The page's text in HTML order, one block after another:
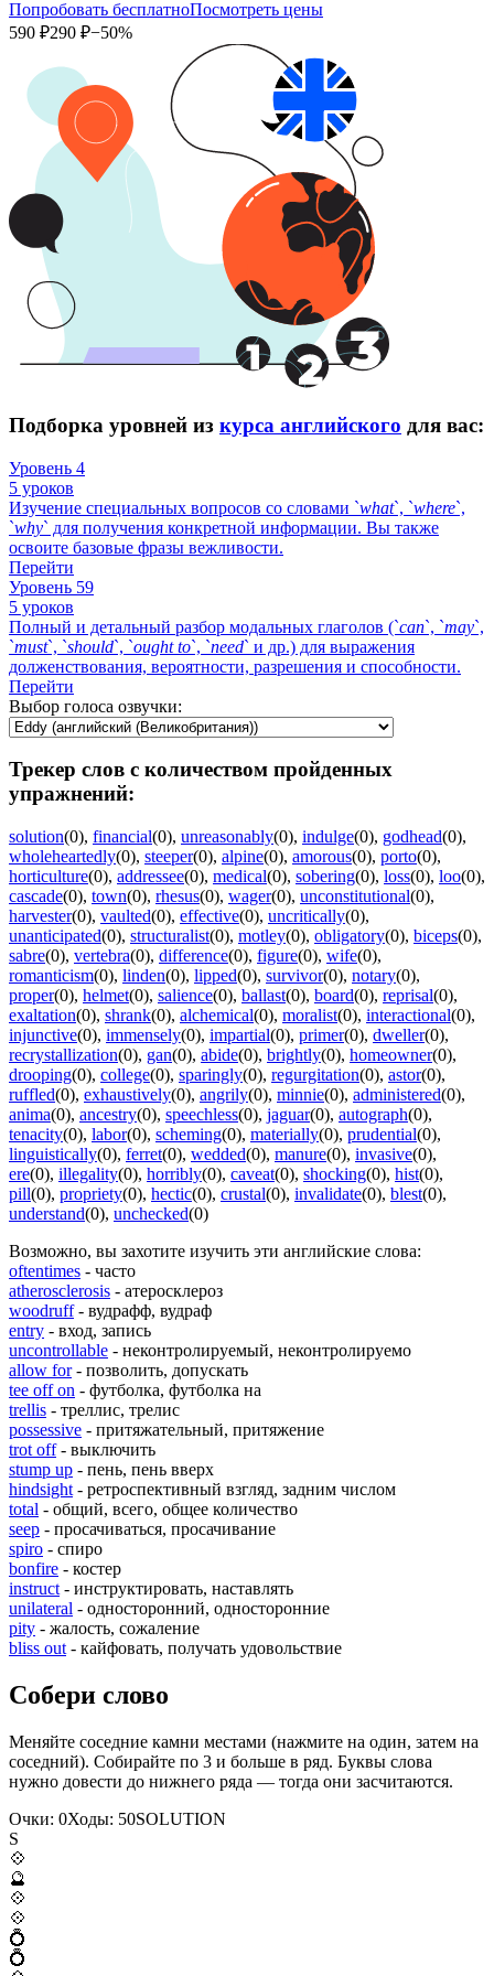
Попробовать бесплатноПосмотреть цены
590 ₽290 ₽−50%
Подборка уровней из курса английского для вас:
Уровень 4
5 уроков
Изучение специальных вопросов со словами `what`, `where`,
`why` для получения конкретной информации. Вы также
освоите базовые фразы вежливости.
Перейти
Уровень 59
5 уроков
Полный и детальный разбор модальных глаголов (`can`, `may`,
`must`, `should`, `ought to`, `need` и др.) для выражения
долженствования, вероятности, разрешения и способности.
Перейти
Выбор голоса озвучки:
Трекер слов с количеством пройденных
упражнений:
solution(0), financial(0), unreasonably(0), indulge(0), godhead(0),
wholeheartedly(0), steeper(0), alpine(0), amorous(0), porto(0),
horticulture(0), addressee(0), medical(0), sobering(0), loss(0), loo(0),
cascade(0), town(0), rhesus(0), wager(0), unconstitutional(0),
harvester(0), vaulted(0), effective(0), uncritically(0),
unanticipated(0), structuralist(0), motley(0), obligatory(0), biceps(0),
sabre(0), vertebra(0), difference(0), figure(0), wife(0),
romanticism(0), linden(0), lipped(0), survivor(0), notary(0),
proper(0), helmet(0), salience(0), ballast(0), board(0), reprisal(0),
exaltation(0), shrank(0), alchemical(0), moralist(0), interactional(0),
injunctive(0), immensely(0), impartial(0), primer(0), dweller(0),
recrystallization(0), gan(0), abide(0), brightly(0), homeowner(0),
drooping(0), college(0), sparingly(0), regurgitation(0), astor(0),
ruffled(0), exhaustively(0), angrily(0), minnie(0), administered(0),
anima(0), ancestry(0), speechless(0), jaguar(0), autograph(0),
tenacity(0), labor(0), scheming(0), materially(0), prudential(0),
linguistically(0), ferret(0), wedded(0), manure(0), invasive(0),
ere(0), illegality(0), horribly(0), caveat(0), shocking(0), hist(0),
pill(0), propriety(0), hectic(0), crustal(0), invalidate(0), blest(0),
understand(0), unchecked(0)
Возможно, вы захотите изучить эти английские слова:
oftentimes - часто
atherosclerosis - атеросклероз
woodruff- вудрафф, вудраф
entry - вход, запись
uncontrollable - неконтролируемый, неконтролируемо
allow for- позволить, допускать
tee off on - футболка, футболка на
trellis - треллис, трелис
possessive - притяжательный, притяжение
trot off- выключить
stump up - пень, пень вверх
hindsight - ретроспективный взгляд, задним числом
total - общий, всего, общее количество
seep - просачиваться, просачивание
spiro - спиро
bonfire - костер
instruct - инструктировать, наставлять
unilateral - односторонний, односторонние
pity - жалость, сожаление
bliss out - кайфовать, получать удовольствие
Собери слово
Меняйте соседние камни местами (нажмите на один, затем на
соседний). Собирайте по 3 и больше в ряд. Буквы слова
нужно довести до нижнего ряда — тогда они засчитаются.
Очки: 0Ходы: 50SOLUTION
S
💠
🔮
💠
💠
💍
💍